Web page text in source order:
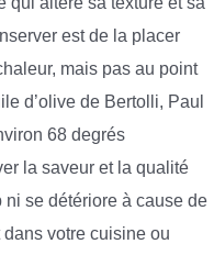
est de la placer
mais pas au point
d’olive de Bertolli, Paul
68 degrés
la saveur et la qualité
ni se détériore à cause de
votre cuisine ou